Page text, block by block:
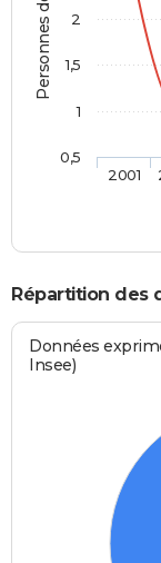
2001
0,5
1
1,5
2
Répartition des
Données
Insee)